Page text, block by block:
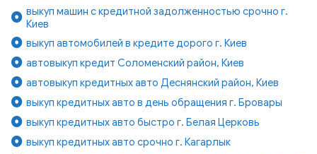
выкуп машин с кредитной задолженностью срочно г.
Киев
выкуп автомобилей в кредите дорого г. Киев
автовыкуп кредит Соломенский район, Киев
автовыкуп кредитных авто Деснянский район, Киев
выкуп кредитных авто в день обращения г. Бровары
выкуп кредитных авто быстро г. Белая Церковь
выкуп кредитных авто срочно г. Кагарлык